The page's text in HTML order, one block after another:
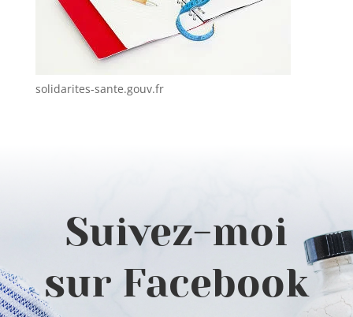
solidarites-sante.gouv.fr
Suivez-moi
sur Facebook